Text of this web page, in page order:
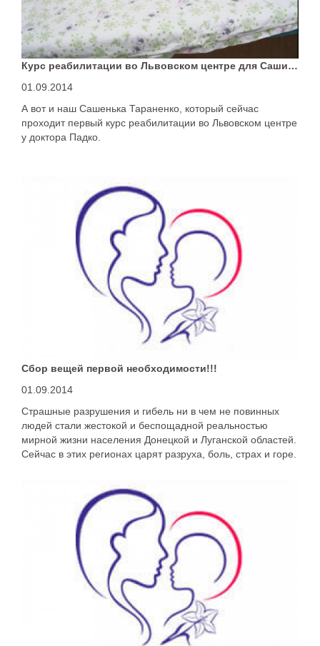
Курс реабилитации во Львовском центре для Саши Тараненко
01.09.2014
А вот и наш Сашенька Тараненко, который сейчас
проходит первый курс реабилитации во Львовском центре
у доктора Падко.
Cбор вещей первой необходимости!!!
01.09.2014
Страшные разрушения и гибель ни в чем не повинных
людей стали жестокой и беспощадной реальностью
мирной жизни населения Донецкой и Луганской областей.
Сейчас в этих регионах царят разруха, боль, страх и горе.